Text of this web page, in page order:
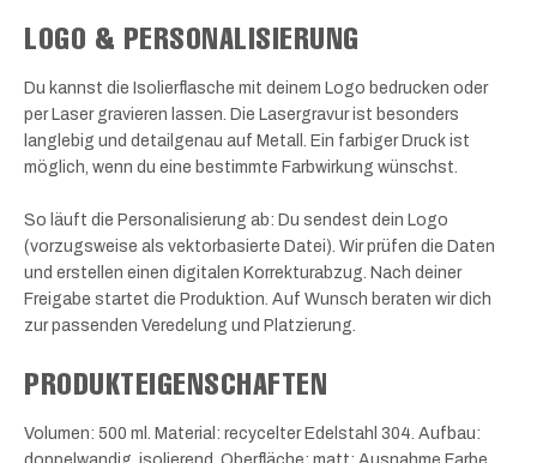
LOGO & PERSONALISIERUNG
Du kannst die Isolierflasche mit deinem Logo bedrucken oder
per Laser gravieren lassen. Die Lasergravur ist besonders
langlebig und detailgenau auf Metall. Ein farbiger Druck ist
möglich, wenn du eine bestimmte Farbwirkung wünschst.
So läuft die Personalisierung ab: Du sendest dein Logo
(vorzugsweise als vektorbasierte Datei). Wir prüfen die Daten
und erstellen einen digitalen Korrekturabzug. Nach deiner
Freigabe startet die Produktion. Auf Wunsch beraten wir dich
zur passenden Veredelung und Platzierung.
PRODUKTEIGENSCHAFTEN
Volumen: 500 ml. Material: recycelter Edelstahl 304. Aufbau: